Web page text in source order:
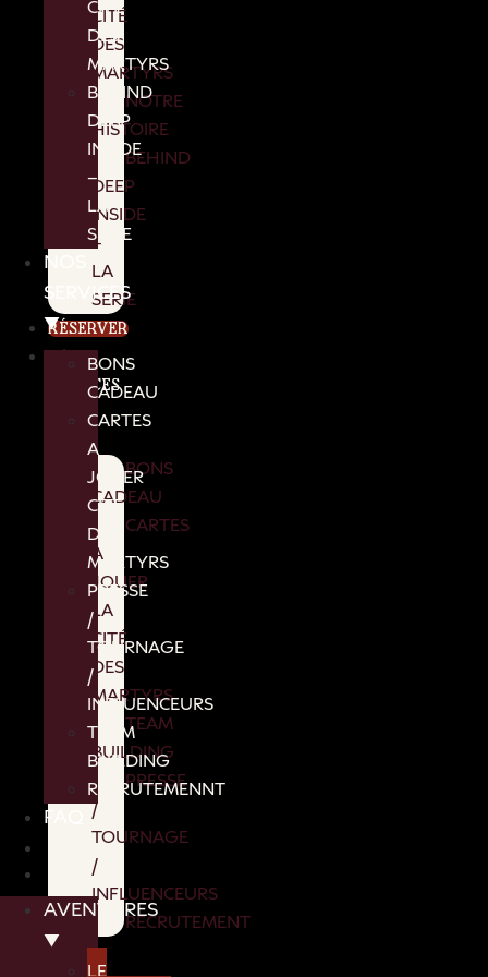
CITÉ
DES
MARTYRS
NOTRE
HISTOIRE
BEHIND
DEEP
INSIDE
–
LA
SERIE
RÉSERVER
SERVICES
BONS
CADEAU
CARTES
A
JOUER
LA
CITÉ
DES
MARTYRS
TEAM
BUILDING
PRESSE
/
TOURNAGE
/
INFLUENCEURS
RECRUTEMENT
FAQ
CITÉ
DES
MARTYRS
BEHIND
DEEP
INSIDE
–
LA
SERIE
NOS
SERVICES
▼
BONS
CADEAU
CARTES
A
JOUER
CITÉ
DES
MARTYRS
PRESSE
/
TOURNAGE
/
INFLUENCEURS
TEAM
BUILDING
RECRUTEMENNT
FAQ
AVENTURES
▼
LE